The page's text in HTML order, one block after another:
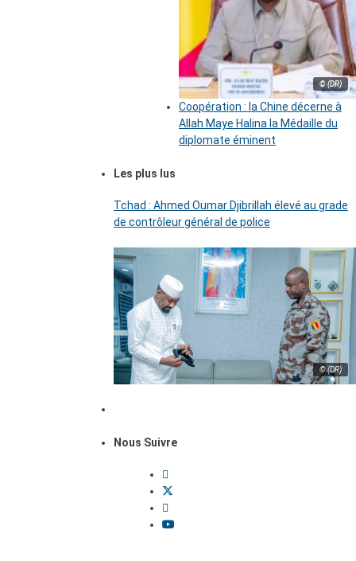
© (DR)
Coopération : la Chine décerne à
Allah Maye Halina la Médaille du
diplomate éminent
Les plus lus
Tchad : Ahmed Oumar Djibrillah élevé au grade
de contrôleur général de police
© (DR)
Nous Suivre